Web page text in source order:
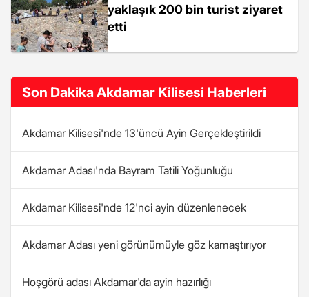
yaklaşık 200 bin turist ziyaret
etti
Son Dakika Akdamar Kilisesi Haberleri
Akdamar Kilisesi'nde 13'üncü Ayin Gerçekleştirildi
Akdamar Adası'nda Bayram Tatili Yoğunluğu
Akdamar Kilisesi'nde 12'nci ayin düzenlenecek
Akdamar Adası yeni görünümüyle göz kamaştırıyor
Hoşgörü adası Akdamar'da ayin hazırlığı